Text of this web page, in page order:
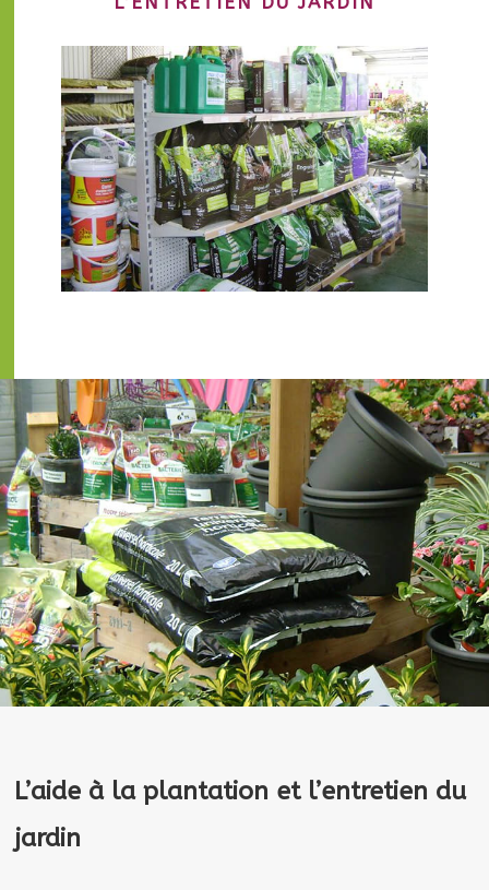
L’aide à la plantation et l’entretien du
jardin